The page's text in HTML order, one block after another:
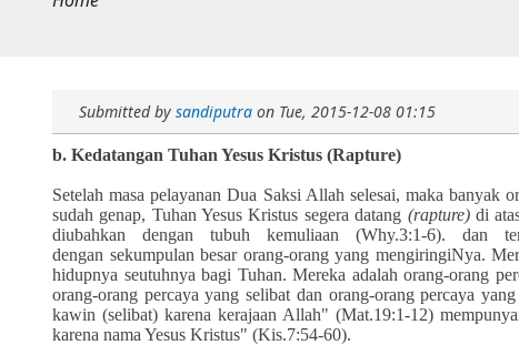
Submitted by sandiputra on Tue, 2015-12-08 01:15
b. Kedatangan Tuhan Yesus Kristus (Rapture)
Setelah masa pelayanan Dua Saksi Allah selesai, maka banyak
sudah genap, Tuhan Yesus Kristus segera datang (rapture)di
diubahkan dengan tubuh kemuliaan (Why.3:1-6). dan
dengan sekumpulan besar orang-orang yang mengiringiNya.
hidupnya seutuhnya bagi Tuhan. Mereka adalahorang-orang
orang-orang percayayangselibat dan orang-orang percaya
kawin (selibat) karena kerajaan Allah" (Mat.19:1-12)
karena nama Yesus Kristus" (Kis.7:54-60).